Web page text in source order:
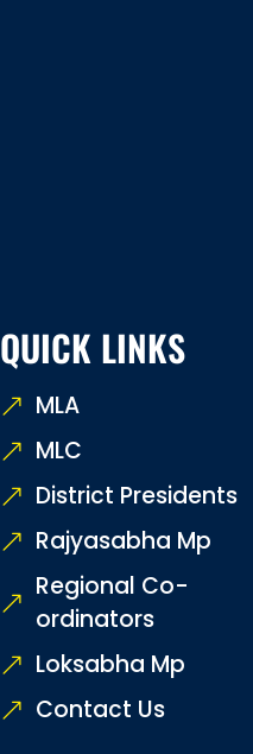
QUICK LINKS
MLA
MLC
District Presidents
Rajyasabha Mp
Regional Co-
ordinators
Loksabha Mp
Contact Us